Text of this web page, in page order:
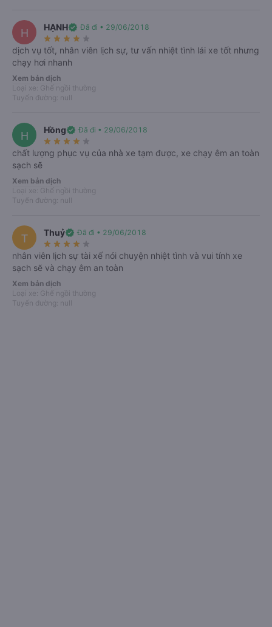
Thông tin chính xác
Lịch chạy, giá vé cập nhật liên tục từ nhà xe.
Nhiều ưu đãi
đãi đặt sớm và đặt cận giờ.
Thanh toán đa dạng
Giới thiệu
Thông tin xe Vinh Thanh
VeXeRe mở bán vé trực tuyến xe giường nằm Vinh Thanh đi Quảng Bình
từ Đà Nẵng
Để nâng cao chất lượng phục vụ cũng như đáp ứng kịp thời nhu cầu của
khách hàng, trong thời gian vừa qua nhà xe đã và đang liên tục nâng cao
H HẠNHverified Đã đi • 29/06/2018
star_rate star_rate star_rate star_rate star_rate
dịch vụ tốt, nhân viên lịch sự, tư vấn nhiệt tình lái xe tốt nhưng
chạy hơi nhanh
Xem bản dịch
Loại xe: Ghế ngồi thường
Tuyến đường: null
H Hồngverified Đã đi • 29/06/2018
star_rate star_rate star_rate star_rate star_rate
chất lượng phục vụ của nhà xe tạm được, xe chạy êm an toàn
sạch sẽ
Xem bản dịch
Loại xe: Ghế ngồi thường
Tuyến đường: null
T Thuỷverified Đã đi • 29/06/2018
star_rate star_rate star_rate star_rate star_rate
nhân viên lịch sự tài xế nói chuyện nhiệt tình và vui tính xe
sạch sẽ và chạy êm an toàn
Xem bản dịch
Loại xe: Ghế ngồi thường
Tuyến đường: null